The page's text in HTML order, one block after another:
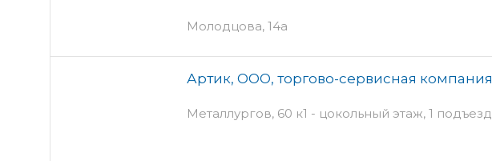
Молодцова, 14а
Артик, ООО, торгово-сервисная компания
Металлургов, 60 к1 - цокольный этаж, 1 подъезд